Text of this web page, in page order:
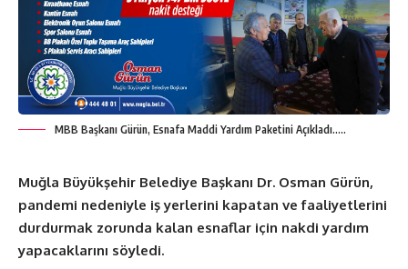
MBB Başkanı Gürün, Esnafa Maddi Yardım Paketini Açıkladı…..
Muğla Büyükşehir Belediye Başkanı Dr. Osman Gürün,
pandemi nedeniyle iş yerlerini kapatan ve faaliyetlerini
durdurmak zorunda kalan esnaflar için nakdi yardım
yapacaklarını söyledi.